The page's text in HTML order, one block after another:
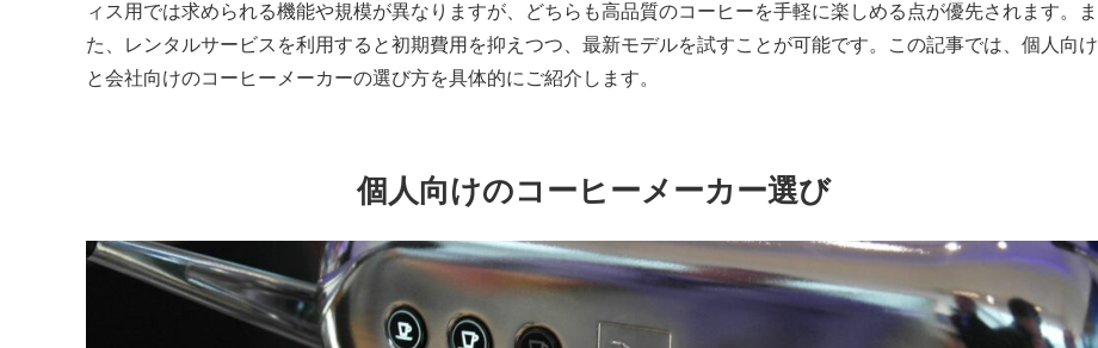
ィス用では求められる機能や規模が異なりますが、どちらも高品質のコーヒーを手軽に楽しめる点が優先されます。ま
た、レンタルサービスを利用すると初期費用を抑えつつ、最新モデルを試すことが可能です。この記事では、個人向け
と会社向けのコーヒーメーカーの選び方を具体的にご紹介します。
個人向けのコーヒーメーカー選び